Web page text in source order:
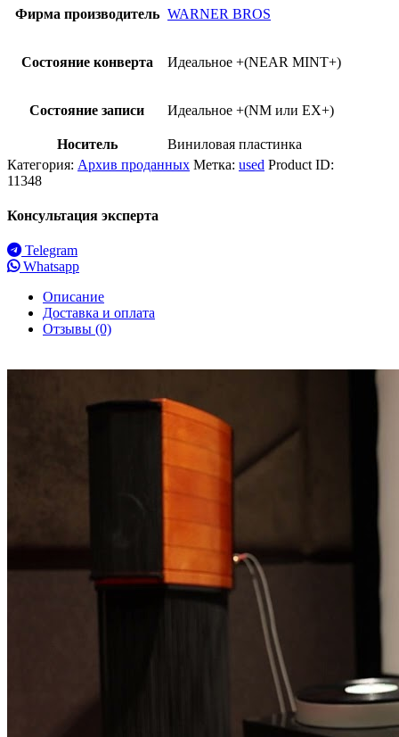
Фирма производитель WARNER BROS
Состояние конверта Идеальное +(NEAR MINT+)
Состояние записи Идеальное +(NM или EX+)
Носитель
Виниловая пластинка
Категория: Архив проданных Метка: used Product ID:
11348
Консультация эксперта
Telegram
Whatsapp
Описание
Доставка и оплата
Отзывы (0)